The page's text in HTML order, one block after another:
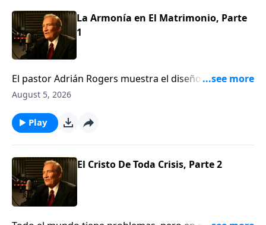
La Armonía en El Matrimonio, Parte
1
El pastor Adrián Rogers muestra el diseño de Dios
para el matrimonio; las diferencias entre hombre y
las innegables diferencias emocionales y sicológicas,
el matrimonio puede ser un dúo, no un duelo. Dios
August 5, 2026
Play
El Cristo De Toda Crisis, Parte 2